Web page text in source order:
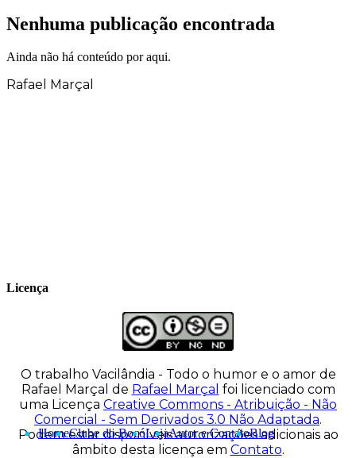
Nenhuma publicação encontrada
Ainda não há conteúdo por aqui.
Rafael Marçal
Licença
O trabalho Vacilândia - Todo o humor e o amor de
Rafael Marçal de Rafael Marçal foi licenciado com
uma Licença Creative Commons - Atribuição - Não
Comercial - Sem Derivados 3.0 Não Adaptada.
Podem estar disponíveis autorizações adicionais ao
âmbito desta licença em Contato.
HomeClube do BocóLojaAutor e ContatoBlog